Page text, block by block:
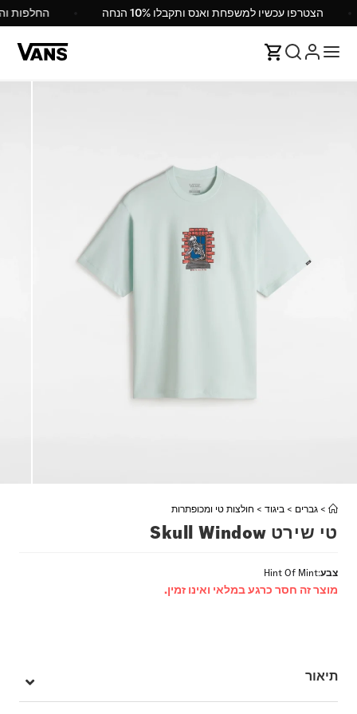
הצטרפו עכשיו למשפחת ואנס ותקבלו 10% הנחה החלפות
> גברים > ביגוד > חולצות טי ומכופתרות
טי שירט Skull Window
צבע:
Hint Of Mint
מוצר זה חסר כרגע במלאי ואינו זמין.
תיאור